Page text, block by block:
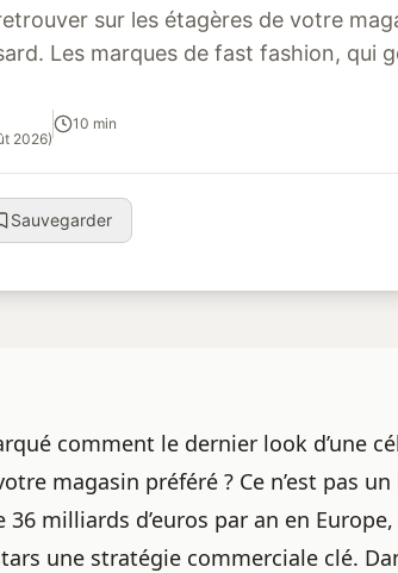
sur les étagères de votre
Les marques de fast fashion, qui
2026)
10 min
Sauvegarder
comment le dernier look d’une
magasin préféré ? Ce n’est pas
36 milliards d’euros par an en
une stratégie commerciale clé.